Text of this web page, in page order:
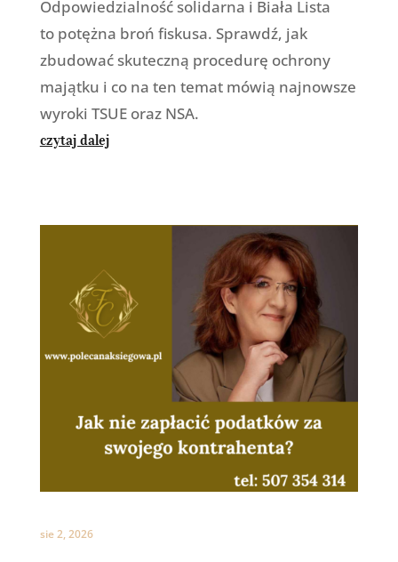
Odpowiedzialność solidarna i Biała Lista
to potężna broń fiskusa. Sprawdź, jak
zbudować skuteczną procedurę ochrony
majątku i co na ten temat mówią najnowsze
wyroki TSUE oraz NSA.
czytaj dalej
sie 2, 2026